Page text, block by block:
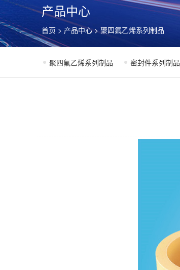
产品中心
首页 > 产品中心>聚四氟乙烯系列制品
聚四氟乙烯系列制品 密封件系列制品